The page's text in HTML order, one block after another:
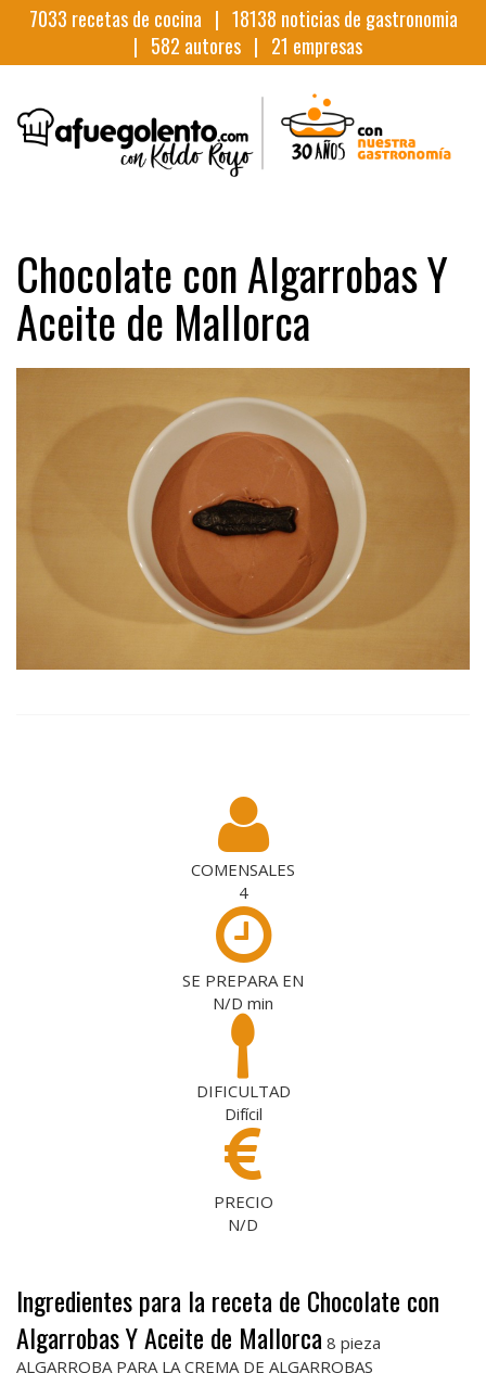
7033 recetas de cocina | 18138 noticias de gastronomia
| 582 autores | 21 empresas
Chocolate con Algarrobas Y
Aceite de Mallorca
COMENSALES
4
SE PREPARA EN
N/D min
DIFICULTAD
Difícil
PRECIO
N/D
Ingredientes para la receta de Chocolate con
Algarrobas Y Aceite de Mallorca 8 pieza
ALGARROBA PARA LA CREMA DE ALGARROBAS